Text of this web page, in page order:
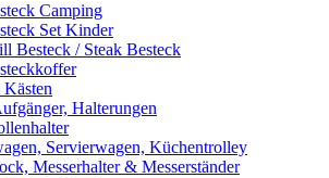
Camping
Set Kinder
Besteck / Steak Besteck
Halterungen
Servierwagen, Küchentrolley
Messerhalter & Messerständer